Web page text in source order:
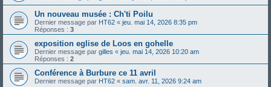
e
Un nouveau musée : Ch'ti Poilu
Dernier message par HT62 « jeu. mai 14, 2026 8:35 pm
Réponses : 3
exposition eglise de Loos en gohelle
Dernier message par gilles « jeu. mai 14, 2026 10:20 am
Réponses : 2
Conférence à Burbure ce 11 avril
Dernier message par HT62 « sam. avr. 11, 2026 9:24 am